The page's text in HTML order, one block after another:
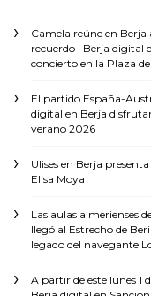
Camela reúne en Berja
recuerdo | Berja digital
concierto en la Plaza de
El partido España-
digital en Berja
verano 2026
Ulises en Berja
Elisa Moya
Las aulas almerienses
llegó al Estrecho de
legado del navegante
A partir de este lunes 1